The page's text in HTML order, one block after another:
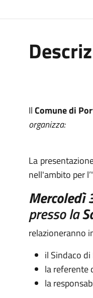
IlComune di
organizza:
La
nell'ambito per
Mercoledì
presso la
relazioneranno
il Sindaco
la referente
la